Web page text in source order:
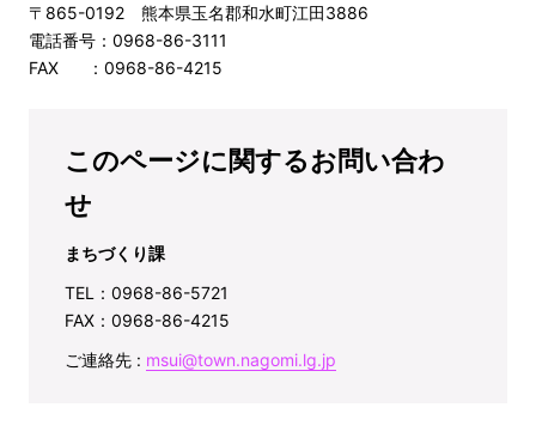
〒865-0192 熊本県玉名郡和水町江田3886
電話番号：0968-86-3111
FAX ：0968-86-4215
このページに関するお問い合わ
せ
まちづくり課
TEL：0968-86-5721
FAX：0968-86-4215
ご連絡先 : msui@town.nagomi.lg.jp